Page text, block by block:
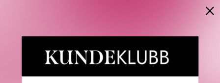
mest verdifulle ingrediensene i parfymeverdenen.
Rose Epicée er dristig, men raffinert, og feirer modernitet
×